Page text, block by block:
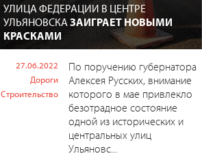
УЛИЦА ФЕДЕРАЦИИ В ЦЕНТРЕ
УЛЬЯНОВСКА ЗАИГРАЕТ НОВЫМИ
КРАСКАМИ
27.06.2022
Дороги
Строительство
По поручению губернатора
Алексея Русских, внимание
которого в мае привлекло
безотрадное состояние
одной из исторических и
центральных улиц
Ульяновс...